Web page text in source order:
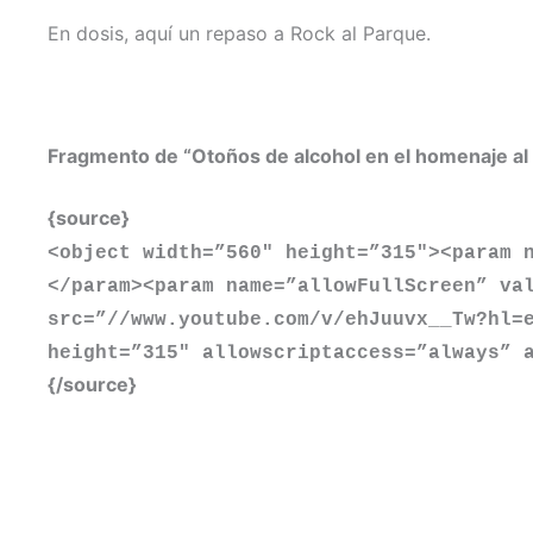
En dosis, aquí un repaso a Rock al Parque.
Fragmento de “Otoños de alcohol en el homenaje
{source}
<object width=”560″ height=”315″><param
</param><param name=”allowFullScreen”
src=”//www.youtube.com/v/
height=”315″
{/source}